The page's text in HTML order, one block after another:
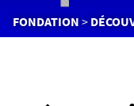
Vous
êtes
FONDATION